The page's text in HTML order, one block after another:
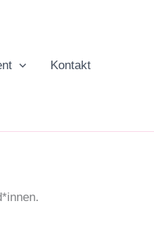
Kontakt